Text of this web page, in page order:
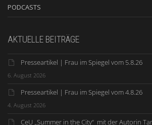
PODCASTS
AKTUELLE BEITRÄGE
Presseartikel | Frau im Spiegel vom 5.8.26
6. August 2026
Presseartikel | Frau im Spiegel vom 4.8.26
4. August 2026
CeU „Summer in the City“ mit der Autorin